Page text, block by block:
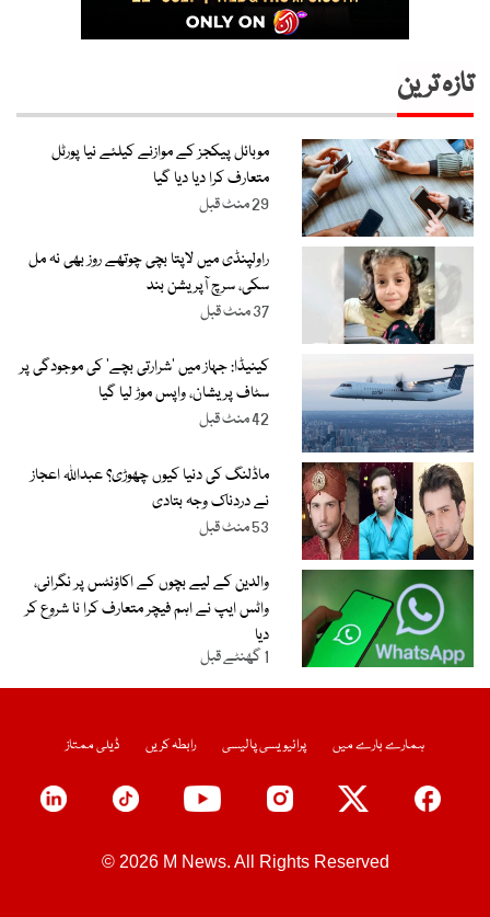
تازہ ترین
موبائل پیکجز کے موازنے کیلئے نیا پورٹل
متعارف کرا دیا دیا گیا
29 منٹ قبل
راولپنڈی میں لاپتا بچی چوتھے روز بھی نہ مل
سکی، سرچ آپریشن بند
37 منٹ قبل
کینیڈا: جہاز میں ’شرارتی بچے‘ کی موجودگی پر
سٹاف پریشان، واپس موڑ لیا گیا
42 منٹ قبل
ماڈلنگ کی دنیا کیوں چھوڑی؟ عبداللہ اعجاز
نے دردناک وجہ بتادی
53 منٹ قبل
والدین کے لیے بچوں کے اکاؤنٹس پر نگرانی،
واٹس ایپ نے اہم فیچر متعارف کرا نا شروع کر
دیا
1 گھنٹے قبل
ہمارے بارے میں پرائیویسی پالیسی رابطہ کریں ڈیلی ممتاز
© 2026 M News. All Rights Reserved